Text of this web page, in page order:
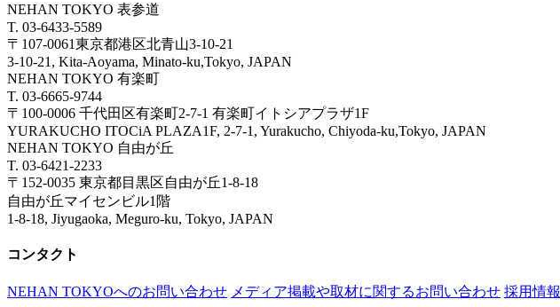
NEHAN TOKYO 表参道
T. 03-6433-5589
〒107-0061東京都港区北青山3-10-21
3-10-21, Kita-Aoyama, Minato-ku,Tokyo, JAPAN
NEHAN TOKYO 有楽町
T. 03-6665-9744
〒100-0006 千代田区有楽町2-7-1 有楽町イトシアプラザ1F
YURAKUCHO ITOCiA PLAZA1F, 2-7-1, Yurakucho, Chiyoda-ku,Tokyo, JAPAN
NEHAN TOKYO 自由が丘
T. 03-6421-2233
〒152-0035 東京都目黒区自由が丘1-8-18
自由が丘マイセンビル1階
1-8-18, Jiyugaoka, Meguro-ku, Tokyo, JAPAN
コンタクト
NEHAN TOKYOへのお問い合わせ メディア掲載や取材に関するお問い合わせ 採用情報